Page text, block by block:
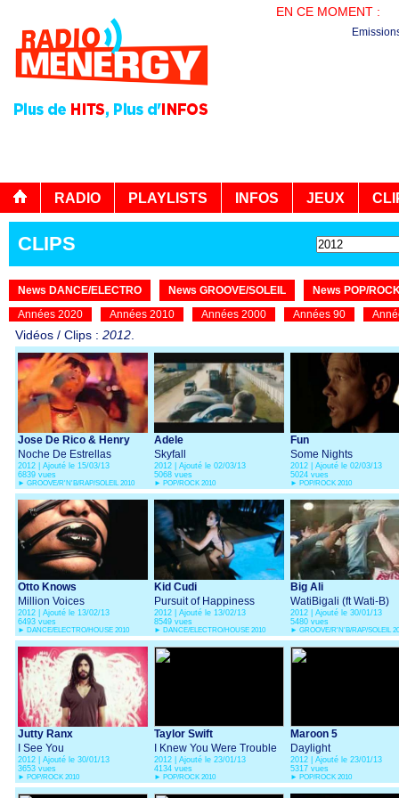
EN CE MOMENT :
RADIO PLAYLISTS INFOS JEUX
CLIPS
News DANCE/ELECTRO News GROOVE/SOLEIL
News POP/
Années 2020
Années 2010 Années 2000 Années 90
Vidéos / Clips : 2012
Jose De Rico & Henry
Mendez
Noche De Estrellas
2012 | Ajouté le 15/03/13
6839 vues
► GROOVE/R'N'B/RAP/SOLEIL 2010
Adele
Skyfall
2012 | Ajouté le 02/03/13
5068 vues
► POP/ROCK 2010
Fun
Some Nights
2012 | Ajouté le 02/03/13
5024 vues
► POP/ROCK 2010
Otto Knows
Million Voices
2012 | Ajouté le 13/02/13
6493 vues
► DANCE/ELECTRO/HOUSE 2010
Kid Cudi
Pursuit of Happiness
(Steve Aoki Remix)
2012 | Ajouté le 13/02/13
8549 vues
► DANCE/ELECTRO/HOUSE 2010
Big Ali
WatiBigali (ft Wati-B)
2012 | Ajouté le 30/01/13
5480 vues
► GROOVE/R'N'B/RAP/SOLEIL
Jutty Ranx
I See You
2012 | Ajouté le 30/01/13
3653 vues
► POP/ROCK 2010
Taylor Swift
I Knew You Were Trouble
2012 | Ajouté le 23/01/13
4134 vues
► POP/ROCK 2010
Maroon 5
Daylight
2012 | Ajouté le 23/01/13
5317 vues
► POP/ROCK 2010